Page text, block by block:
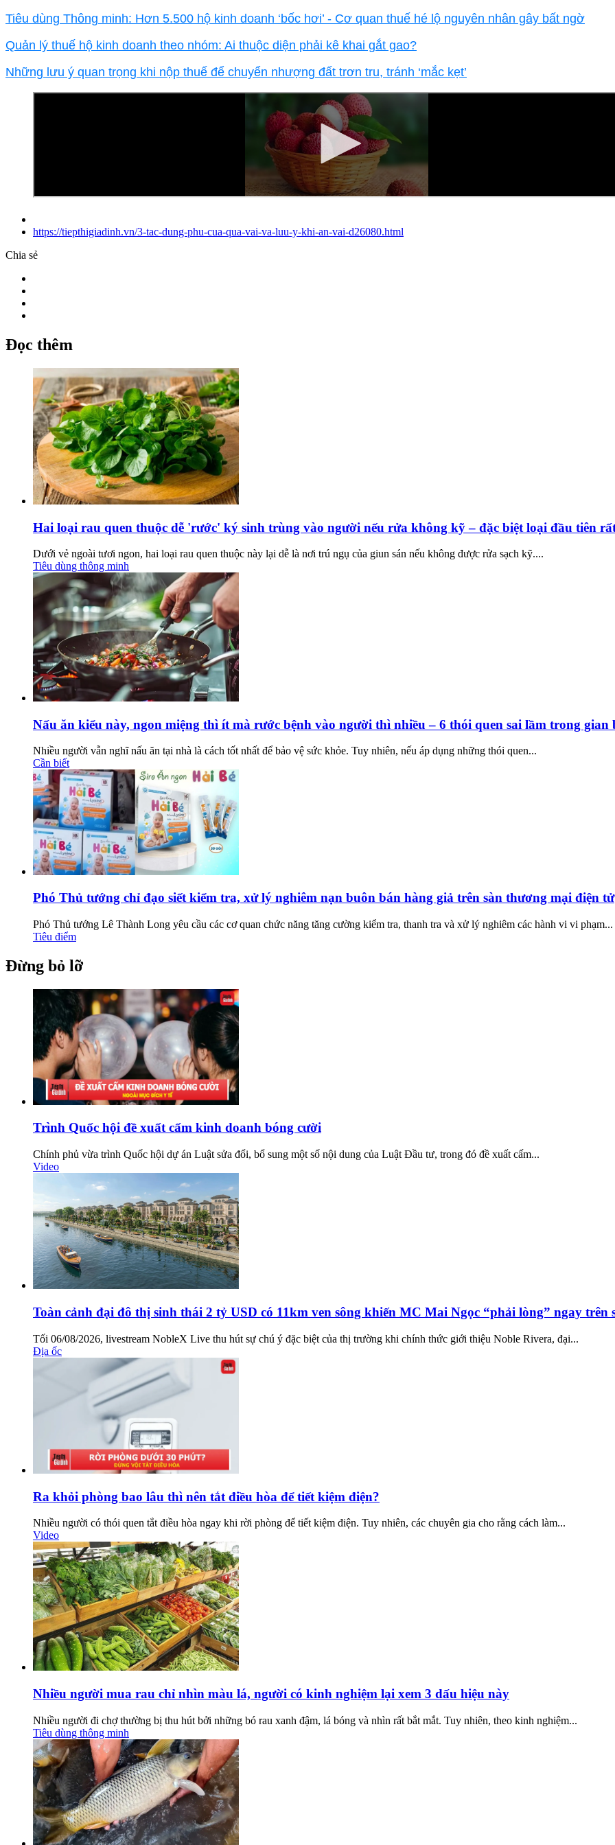
Tiêu dùng Thông minh: Hơn 5.500 hộ kinh doanh ‘bốc hơi’ - Cơ quan thuế hé lộ nguyên nhân gây bất ngờ
Quản lý thuế hộ kinh doanh theo nhóm: Ai thuộc diện phải kê khai gắt gao?
Những lưu ý quan trọng khi nộp thuế để chuyển nhượng đất trơn tru, tránh ‘mắc kẹt’
https://tiepthigiadinh.vn/3-tac-dung-phu-cua-qua-vai-va-luu-y-khi-an-vai-d26080.html
Chia sẻ
Đọc thêm
Hai loại rau quen thuộc dễ 'rước' ký sinh trùng vào người nếu rửa không kỹ – đặc biệt loại đầu tiên
Dưới vẻ ngoài tươi ngon, hai loại rau quen thuộc này lại dễ là nơi trú ngụ của giun sán nếu không được rửa sạch kỹ....
Tiêu dùng thông minh
Nấu ăn kiểu này, ngon miệng thì ít mà rước bệnh vào người thì nhiều – 6 thói quen sai lầm trong gian
Nhiều người vẫn nghĩ nấu ăn tại nhà là cách tốt nhất để bảo vệ sức khỏe. Tuy nhiên, nếu áp dụng những thói quen...
Cần biết
Phó Thủ tướng chỉ đạo siết kiểm tra, xử lý nghiêm nạn buôn bán hàng giả trên sàn thương mại điện tử
Phó Thủ tướng Lê Thành Long yêu cầu các cơ quan chức năng tăng cường kiểm tra, thanh tra và xử lý nghiêm các hành vi vi phạm...
Tiêu điểm
Đừng bỏ lỡ
Trình Quốc hội đề xuất cấm kinh doanh bóng cười
Chính phủ vừa trình Quốc hội dự án Luật sửa đổi, bổ sung một số nội dung của Luật Đầu tư, trong đó đề xuất cấm...
Video
Toàn cảnh đại đô thị sinh thái 2 tỷ USD có 11km ven sông khiến MC Mai Ngọc “phải lòng” ngay trên
Tối 06/08/2026, livestream NobleX Live thu hút sự chú ý đặc biệt của thị trường khi chính thức giới thiệu Noble Rivera, đại...
Địa ốc
Ra khỏi phòng bao lâu thì nên tắt điều hòa để tiết kiệm điện?
Nhiều người có thói quen tắt điều hòa ngay khi rời phòng để tiết kiệm điện. Tuy nhiên, các chuyên gia cho rằng cách làm...
Video
Nhiều người mua rau chỉ nhìn màu lá, người có kinh nghiệm lại xem 3 dấu hiệu này
Nhiều người đi chợ thường bị thu hút bởi những bó rau xanh đậm, lá bóng và nhìn rất bắt mắt. Tuy nhiên, theo kinh nghiệm...
Tiêu dùng thông minh